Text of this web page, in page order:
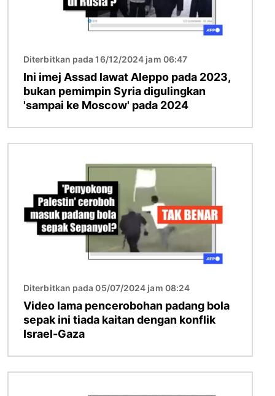
Diterbitkan pada 16/12/2024 jam 06:47
Ini imej Assad lawat Aleppo pada 2023,
bukan pemimpin Syria digulingkan
'sampai ke Moscow' pada 2024
Diterbitkan pada 05/07/2024 jam 08:24
Video lama pencerobohan padang bola
sepak ini tiada kaitan dengan konflik
Israel-Gaza